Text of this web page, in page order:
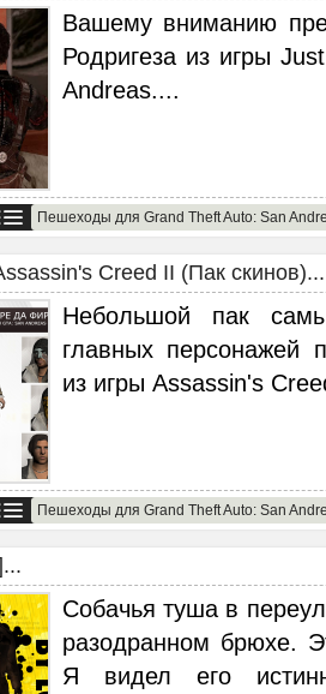
Вашему вниманию
Родригеза из игры
Andreas....
Пешеходы для Grand Theft Auto: San
Creed II (Пак скинов)...
Небольшой пак
главных персонажей
из игры Assassin's
Пешеходы для Grand Theft Auto: San
Собачья туша в
разодранном брюхе.
Я видел его